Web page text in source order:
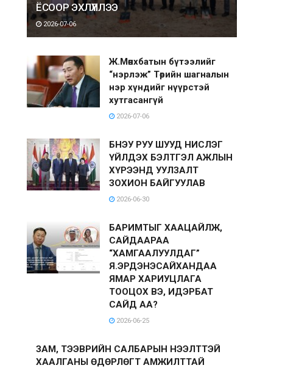
ЁСООР ЭХЛҮҮЛЛЭЭ
2026-07-06
Ж.Мөнхбатын бүтээлийг
“нэрлэж” Төрийн шагналын
нэр хүндийг нүүрстэй
хутгасангүй
2026-07-06
БНЭУ РУУ ШУУД НИСЛЭГ
ҮЙЛДЭХ БЭЛТГЭЛ АЖЛЫН
ХҮРЭЭНД УУЛЗАЛТ
ЗОХИОН БАЙГУУЛАВ
2026-06-30
БАРИМТЫГ ХААЦАЙЛЖ,
САЙДААРАА
“ХАМГААЛУУЛДАГ”
Я.ЭРДЭНЭСАЙХАНДАА
ЯМАР ХАРИУЦЛАГА
ТООЦОХ ВЭ, ИДЭРБАТ
САЙД АА?
2026-06-25
ЗАМ, ТЭЭВРИЙН САЛБАРЫН НЭЭЛТТЭЙ
ХААЛГАНЫ ӨДӨРЛӨГТ АМЖИЛТТАЙ